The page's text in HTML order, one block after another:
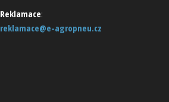
Reklamace:
reklamace@e-agropneu.cz